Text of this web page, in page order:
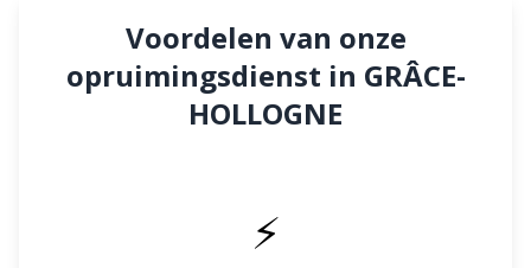
Voordelen van onze
opruimingsdienst in GRÂCE-
HOLLOGNE
⚡